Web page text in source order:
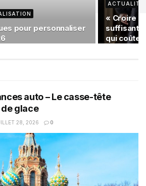
pour personnaliser
« Croire
suffisante
qui coûte
auto – Le casse-tête
glace
28, 2026 0